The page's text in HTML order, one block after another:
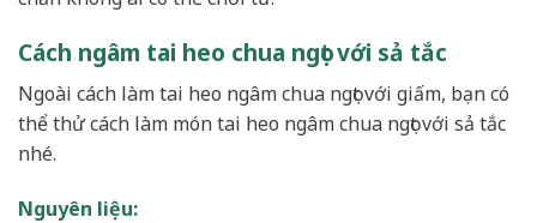
Cách ngâm tai heo chua ngọt với sả tắc
Ngoài cách làm tai heo ngâm chua ngọt với giấm, bạn có
thể thử cách làm món tai heo ngâm chua ngọt với sả tắc
nhé.
Nguyên liệu: